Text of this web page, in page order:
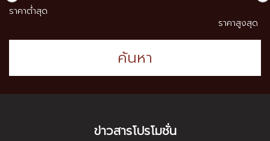
ราคาต่ำสุด
ราคาสูงสุด
ค้นหา
ข่าวสารโปรโมชั่น